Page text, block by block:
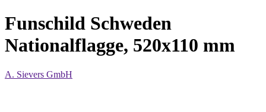
Funschild Schweden
Nationalflagge, 520x110 mm
A. Sievers GmbH